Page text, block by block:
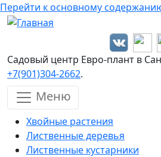
Перейти к основному
Садовый центр Евро-плант в
+7(901)304-2662.
Меню
Хвойные растения
Лиственные деревья
Лиственные кустарники